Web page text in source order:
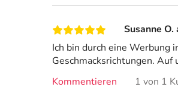
Susanne
Ich bin durch eine Werbung
Geschmacksrichtungen.
Kommentieren
1 von 1